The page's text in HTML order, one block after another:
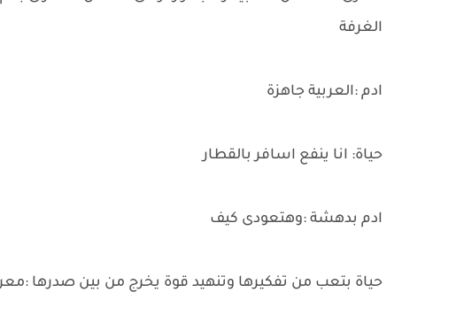
الغرفة
ادم :العربية جاهزة
حياة: انا ينفع اسافر بالقطار
ادم بدهشة :وهتعودى كيف
حياة بتعب من تفكيرها وتنهيد قوة يخرج من بين صدرها